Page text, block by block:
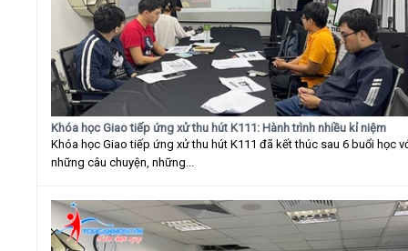
Khóa học Giao tiếp ứng xử thu hút K111: Hành trình nhiều kỉ niệm
Khóa học Giao tiếp ứng xử thu hút K111 đã kết thúc sau 6 buổi học
những câu chuyện, những...